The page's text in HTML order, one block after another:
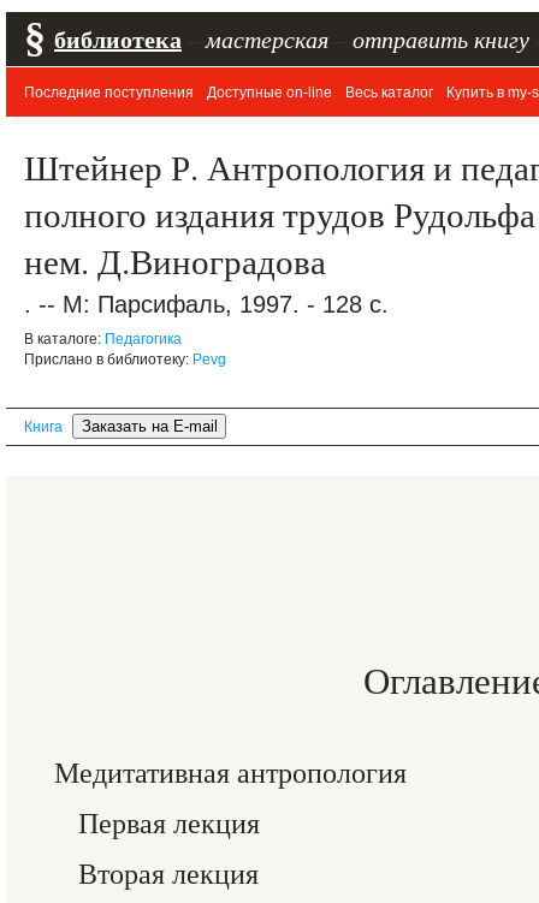
§ библиотека мастерская отправить книгу
Последние поступления Доступные on-line Весь каталог Купить в my-
Штейнер Р. Антропология и
полного издания трудов
нем. Д.Виноградова
. -- М: Парсифаль, 1997. - 128 с.
В каталоге: Педагогика
Прислано в библиотеку: Pevg
Книга
Медитативная антропология
Первая лекция
Вторая лекция